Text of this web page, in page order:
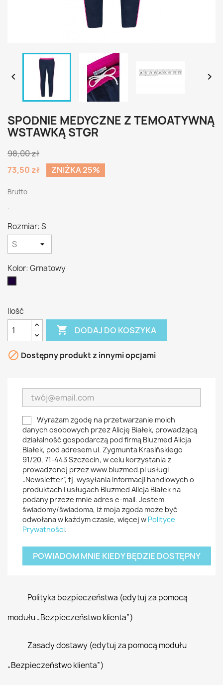
 
SPODNIE MEDYCZNE Z TEMOATYWNĄ
WSTAWKĄ STGR
98,00 zł
73,50 zł
ZNIŻKA 25%
Brutto
.
Rozmiar: S
Kolor: Grnatowy
Ilość
 DODAJ DO KOSZYKA
 Dostępny produkt z innymi opcjami
Wyrażam zgodę na przetwarzanie moich
danych osobowych przez Alicję Białek, prowadzącą
działalność gospodarczą pod firmą Bluzmed Alicja
Białek, pod adresem ul. Zygmunta Krasińskiego
91/20, 71-443 Szczecin, w celu korzystania z
prowadzonej przez www.bluzmed.pl usługi
„Newsletter”, tj. wysyłania informacji handlowych o
produktach i usługach Bluzmed Alicja Białek na
podany przeze mnie adres e-mail. Jestem
świadomy/świadoma, iż moja zgoda może być
odwołana w każdym czasie, więcej w Polityce
Prywatności.
POWIADOM MNIE KIEDY BĘDZIE DOSTĘPNY
Polityka bezpieczeństwa (edytuj za pomocą
modułu „Bezpieczeństwo klienta”)
Zasady dostawy (edytuj za pomocą modułu
„Bezpieczeństwo klienta”)